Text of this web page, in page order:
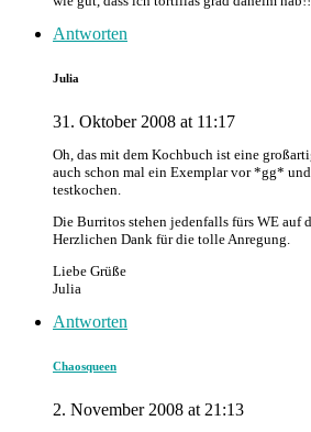
Antworten
Julia
31. Oktober 2008 at 11:17
Oh, das mit dem Kochbuch ist eine
auch schon mal ein Exemplar vor *gg*
testkochen.
Die Burritos stehen jedenfalls fürs WE auf
Herzlichen Dank für die tolle Anregung.
Liebe Grüße
Julia
Antworten
Chaosqueen
2. November 2008 at 21:13